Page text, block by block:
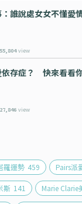
誰說處女女不懂愛
55,804 view
存症？ 快來看看
27,846 view
羅運勢 459 Pairs派
斯 141 Marie Clarie